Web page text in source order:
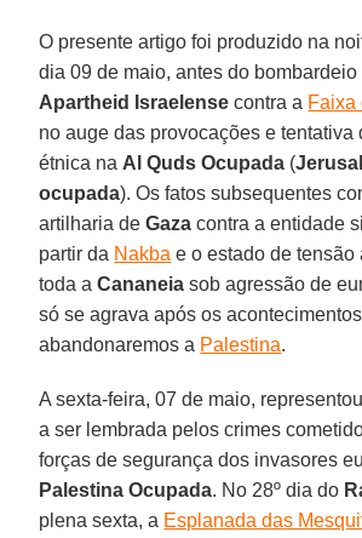
O presente artigo foi produzido na
dia 09 de maio, antes do
Apartheid Israelense contra a Faixa
no auge das provocações e tentativa
étnica na Al Quds Ocupada (
ocupada). Os fatos subsequentes
artilharia deGaza contra a entidade
partir da Nakba e o estado de tensão
toda aCananeia sob agressão de
só se agrava após os
abandonaremos a Palestina.
A sexta-feira, 07 de maio,
a ser lembrada pelos crimes
forças de segurança dos invasores
Palestina Ocupada. No 28º dia do
plena sexta, a Esplanada das